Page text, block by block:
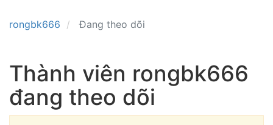
rongbk666 Đang theo dõi
Thành viên rongbk666
đang theo dõi